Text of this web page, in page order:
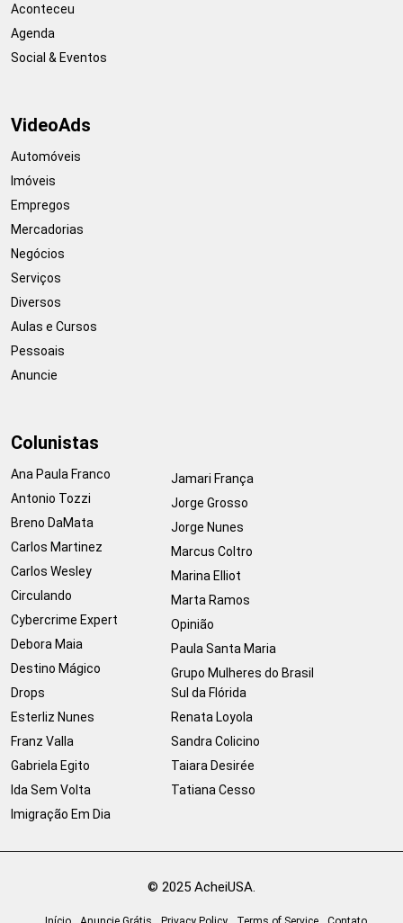
Aconteceu
Agenda
Social & Eventos
VideoAds
Automóveis
Imóveis
Empregos
Mercadorias
Negócios
Serviços
Diversos
Aulas e Cursos
Pessoais
Anuncie
Colunistas
Ana Paula Franco
Antonio Tozzi
Breno DaMata
Carlos Martinez
Carlos Wesley
Circulando
Cybercrime Expert
Debora Maia
Destino Mágico
Drops
Esterliz Nunes
Franz Valla
Gabriela Egito
Ida Sem Volta
Imigração Em Dia
Jamari França
Jorge Grosso
Jorge Nunes
Marcus Coltro
Marina Elliot
Marta Ramos
Opinião
Paula Santa Maria
Grupo Mulheres do Brasil
Sul da Flórida
Renata Loyola
Sandra Colicino
Taiara Desirée
Tatiana Cesso
© 2025 AcheiUSA.